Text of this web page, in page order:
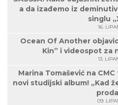
a da izađemo iz
singlu
16.
Ocean Of Another
Kin” i videospot za
13.
Marina Tomašević na
novi studijski album! „Kad
09.